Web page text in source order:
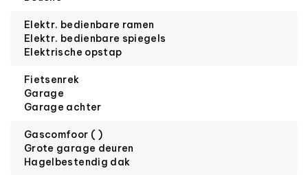
Elektr. bedienbare ramen
Elektr. bedienbare spiegels
Elektrische opstap
Fietsenrek
Garage
Garage achter
Gascomfoor ( )
Grote garage deuren
Hagelbestendig dak